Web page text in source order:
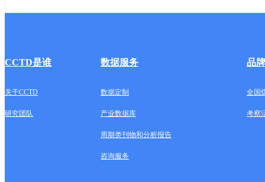
CCTD是谁 数据服务 品
关于CCTD 数据定制 全国
研究团队 产业数据库 考察
周期类刊物和分析报告
咨询服务